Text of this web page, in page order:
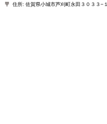
住所: 佐賀県小城市芦刈町永田３０３３−１